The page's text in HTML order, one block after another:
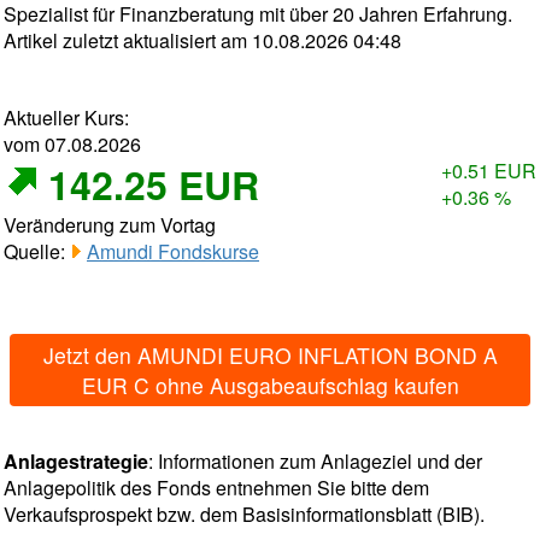
Spezialist für Finanzberatung mit über 20 Jahren Erfahrung.
Artikel zuletzt aktualisiert am 10.08.2026 04:48
Aktueller Kurs:
vom 07.08.2026
142.25 EUR
+0.51 EUR
+0.36 %
Veränderung zum Vortag
Quelle:
Amundi Fondskurse
Jetzt den AMUNDI EURO INFLATION BOND A
EUR C ohne Ausgabeaufschlag kaufen
Anlagestrategie: Informationen zum Anlageziel und der
Anlagepolitik des Fonds entnehmen Sie bitte dem
Verkaufsprospekt bzw. dem Basisinformationsblatt (BIB).